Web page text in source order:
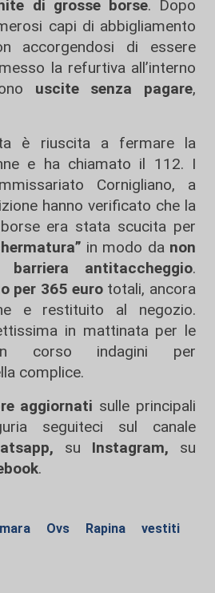
di grosse borse. Dopo
capi di abbigliamento
accorgendosi di essere
la refurtiva all’interno
uscite senza pagare,
è riuscita a fermare la
e ha chiamato il 112. I
Cornigliano, a
hanno verificato che la
era stata scucita per
in modo da non
antitaccheggio.
per 365 eurototali, ancora
e restituito al negozio.
in mattinata per le
corso indagini per
complice.
aggiornati sulle principali
seguiteci sul canale
su Instagram, su
.
Ovs Rapina
vestiti